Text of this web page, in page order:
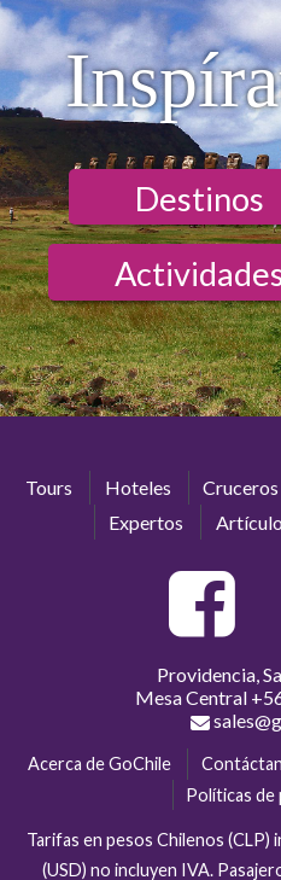
Destinos
Tours Hoteles Cruceros
Expertos
Providencia,
Mesa Central
Acerca de GoChile
Políticas de
Tarifas en pesos Chilenos (CLP)
(USD) no incluyen IVA.